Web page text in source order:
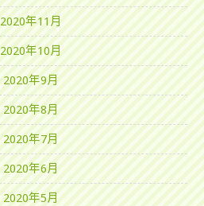
2020年11月
2020年10月
2020年9月
2020年8月
2020年7月
2020年6月
2020年5月